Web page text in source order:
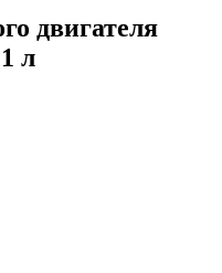
двигателя
л